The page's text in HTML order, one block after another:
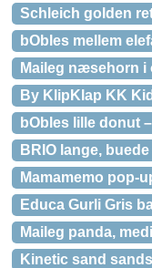
Schleich golden
bObles mellem
Maileg næsehorn i
By KlipKlap KK
bObles lille donut
BRIO lange,
Mamamemo pop-
Educa Gurli Gris
Maileg panda,
Kinetic sand